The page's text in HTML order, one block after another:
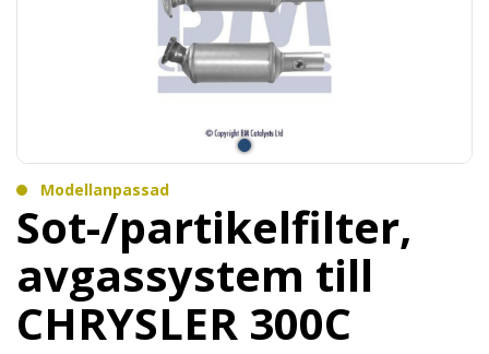
Modellanpassad
Sot-/partikelfilter,
avgassystem till
CHRYSLER 300C